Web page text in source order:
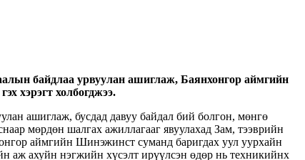
байдлаа урвуулан ашиглаж, Баянхонгор аймгийн
хэрэгт холбогджээ.
ашиглаж, бусдад давуу байдал бий болгон, мөнгө
мөрдөн шалгах ажиллагааг явуулахад Зам, тээврийн
аймгийн Шинэжинст суманд баригдах уул уурхайн
аж ахуйн нэгжийн хүсэлт ирүүлсэн өдөр нь техникийнх